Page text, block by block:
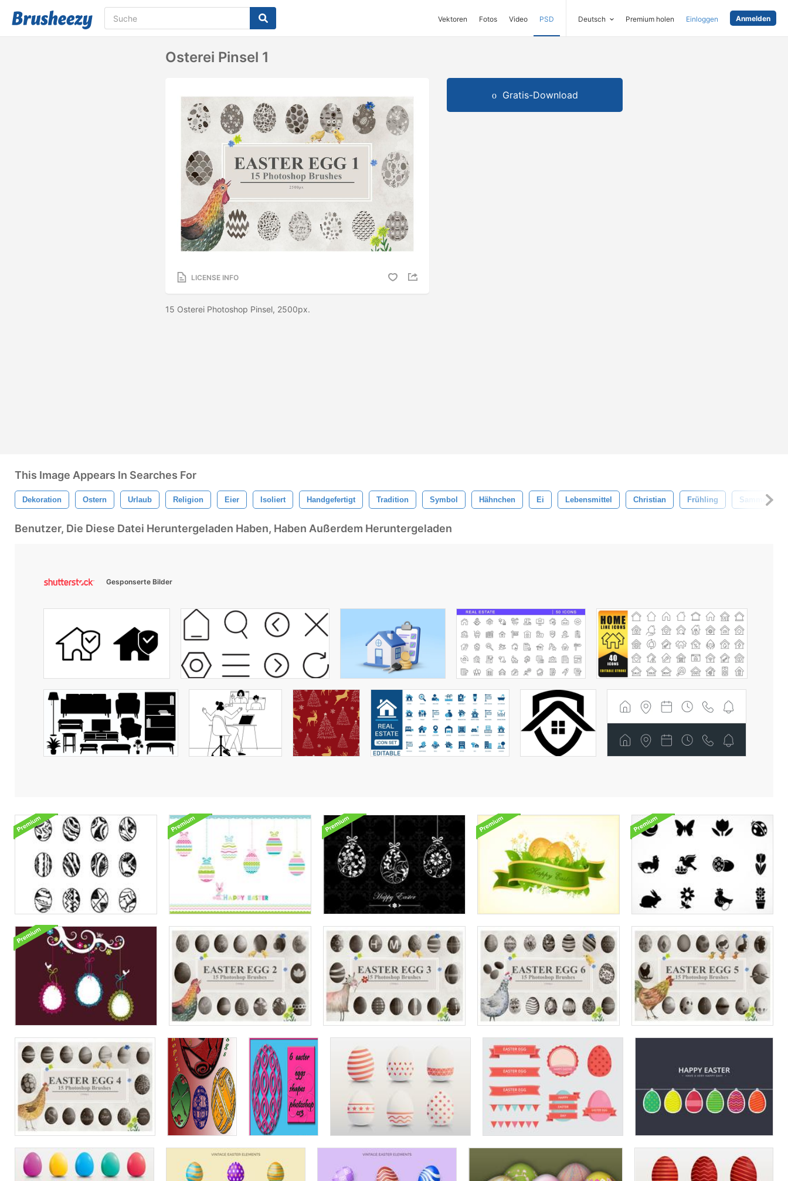
Vektoren Fotos Video PSD Deutsch Premium holen Einloggen Anmelden
Osterei Pinsel 1
LICENSE INFO
15 Osterei Photoshop Pinsel, 2500px.
Gratis-Download
This Image Appears In Searches For
Dekoration Ostern Urlaub Religion Eier Isoliert Handgefertigt Tradition Symbol Hähnchen Ei Lebensmittel Christian Frühling Sammeln
Benutzer, Die Diese Datei Heruntergeladen Haben, Haben Außerdem Heruntergeladen
Gesponserte Bilder